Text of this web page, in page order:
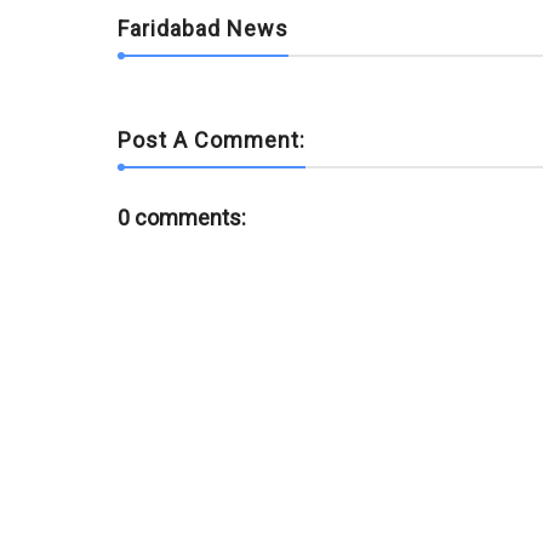
Faridabad News
Post A Comment:
0 comments: